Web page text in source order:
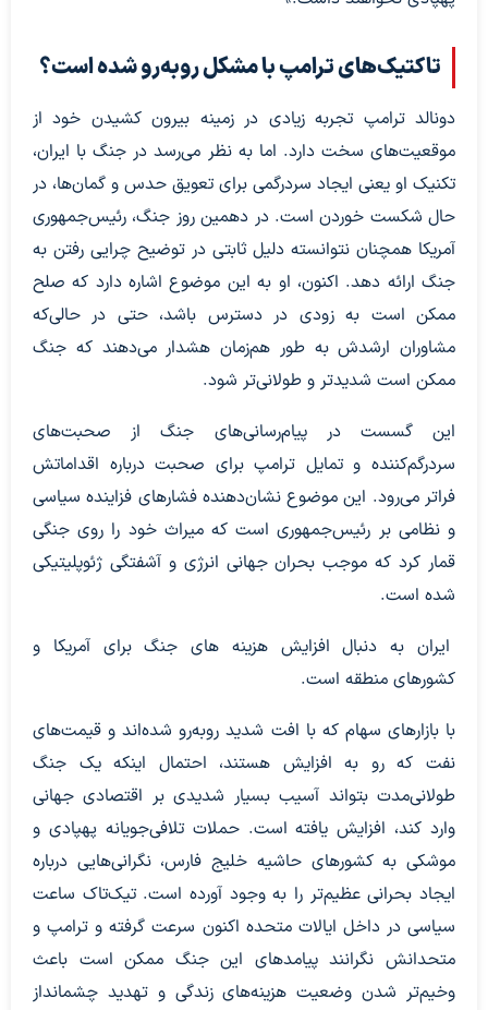
تاکتیک‌های ترامپ با مشکل روبه‌رو شده است؟
دونالد ترامپ تجربه زیادی در زمینه بیرون کشیدن خود از
موقعیت‌های سخت دارد. اما به نظر می‌رسد در جنگ با ایران،
تکنیک او یعنی ایجاد سردرگمی برای تعویق حدس و گمان‌ها، در
حال شکست خوردن است. در دهمین روز جنگ، رئیس‌جمهوری
آمریکا همچنان نتوانسته‌ دلیل ثابتی در توضیح چرایی رفتن به
جنگ ارائه دهد. اکنون، او به این موضوع اشاره دارد که صلح
ممکن است به زودی در دسترس باشد، حتی در حالی‌که
مشاوران ارشدش به طور هم‌زمان هشدار می‌دهند که جنگ
ممکن است شدیدتر و طولانی‌تر شود.
این گسست در پیام‌رسانی‌های جنگ از صحبت‌های
سردرگم‌کننده و تمایل ترامپ برای صحبت درباره اقداماتش
فراتر می‌رود. این موضوع نشان‌دهنده فشارهای فزاینده سیاسی
و نظامی بر رئیس‌جمهوری است که میراث خود را روی جنگی
قمار کرد که موجب بحران جهانی انرژی و آشفتگی ژئوپلیتیکی
شده است.
ایران به دنبال افزایش هزینه های جنگ برای آمریکا و
کشورهای منطقه است.
با بازارهای سهام که با افت شدید روبه‌رو شده‌اند و قیمت‌های
نفت که رو به افزایش هستند، احتمال اینکه یک جنگ
طولانی‌مدت بتواند آسیب بسیار شدیدی بر اقتصادی جهانی
وارد کند، افزایش یافته است. حملات تلافی‌جویانه پهپادی و
موشکی به کشورهای حاشیه خلیج فارس، نگرانی‌هایی درباره
ایجاد بحرانی عظیم‌تر را به وجود آورده است. تیک‌تاک ساعت
سیاسی در داخل ایالات متحده اکنون سرعت گرفته و ترامپ و
متحدانش نگرانند پیامدهای این جنگ ممکن است باعث
وخیم‌تر شدن وضعیت هزینه‌های زندگی و تهدید چشم‎انداز